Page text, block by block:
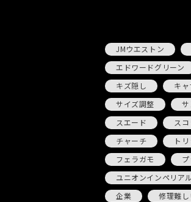
JMウエストン
エドワードグリーン
キズ隠し
キ
サイズ調整
サ
スエード
ス
チャーチ
ト
フェラガモ
ユニオンインペリアル
企業
修理難